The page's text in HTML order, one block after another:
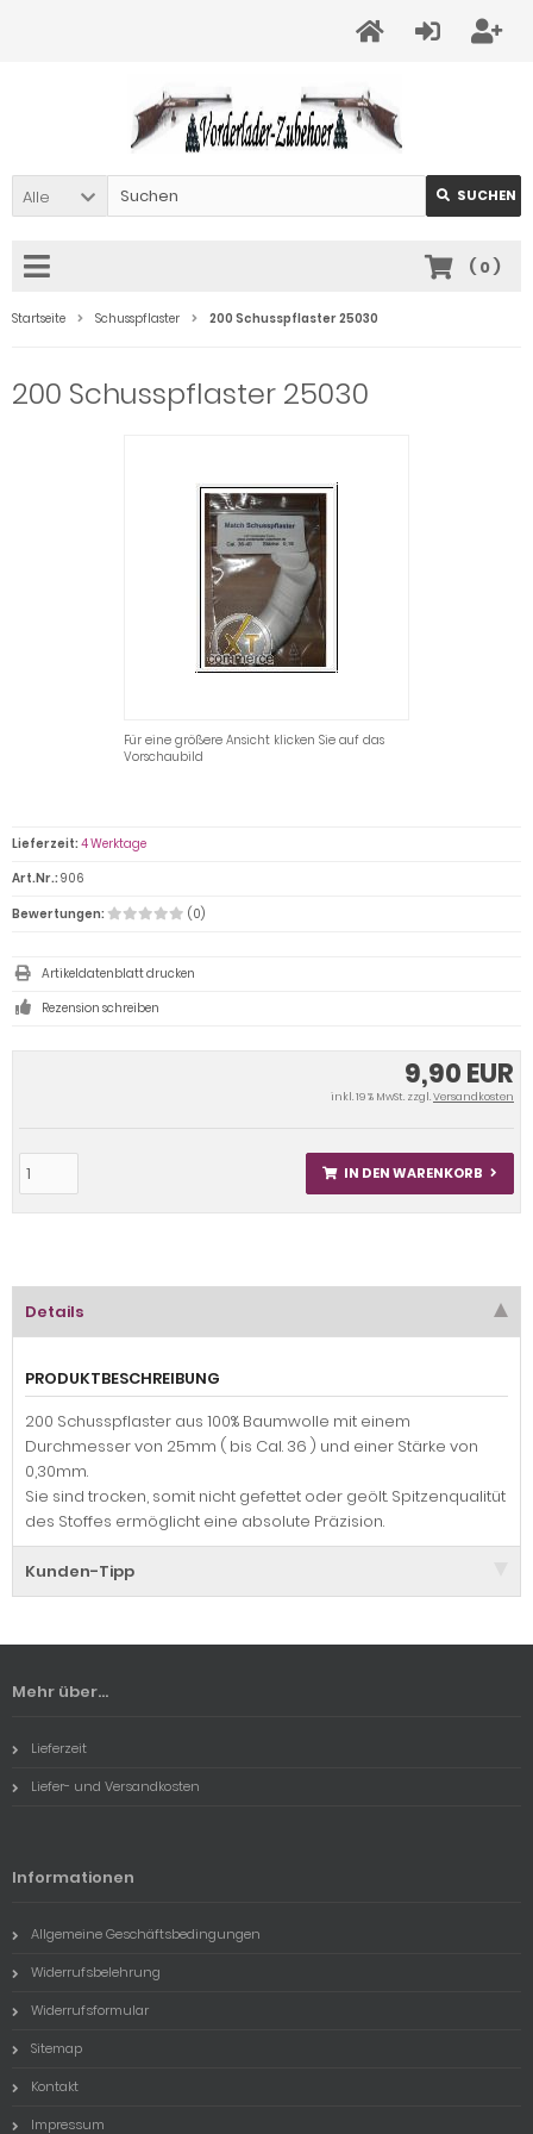
Alle SUCHEN
( 0)
Startseite Schusspflaster 200 Schusspflaster 25030
200 Schusspflaster 25030
Für eine größere Ansicht klicken Sie auf das
Vorschaubild
9,90 EUR
inkl. 19 % MwSt. zzgl.Versandkosten
IN DEN WARENKORB
Lieferzeit: 4 Werktage
Art.Nr.: 906
Bewertungen:
(0)
Artikeldatenblatt drucken
Rezension schreiben
Details
PRODUKTBESCHREIBUNG
200 Schusspflaster aus 100% Baumwolle mit einem
Durchmesser von 25mm ( bis Cal. 36 ) und einer Stärke von
0,30mm.
Sie sind trocken, somit nicht gefettet oder geölt. Spitzenqualitüt
des Stoffes ermöglicht eine absolute Präzision.
Kunden-Tipp
Mehr über...
Lieferzeit
Liefer- und Versandkosten
Informationen
Allgemeine Geschäftsbedingungen
Widerrufsbelehrung
Widerrufsformular
Sitemap
Kontakt
Impressum